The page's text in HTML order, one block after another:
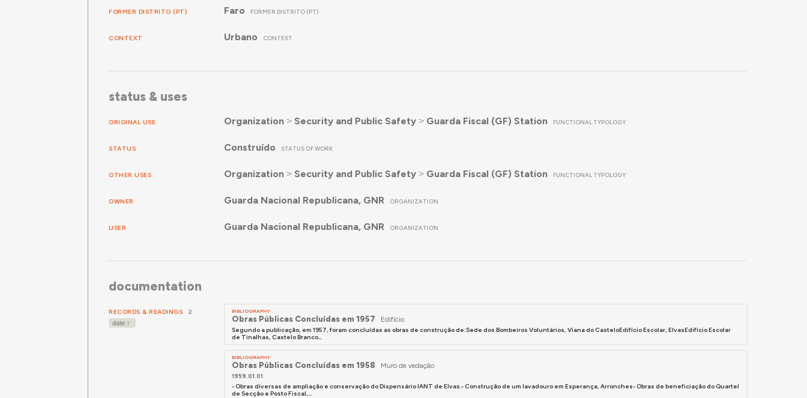
FORMER DISTRITO (PT) Faro FORMER DISTRITO (PT)
CONTEXT Urbano CONTEXT
status & uses
ORIGINAL USE Organization ˃ Security and Public Safety˃ Guarda Fiscal (GF) Station FUNCTIONAL TYPOLOGY
STATUS Construído STATUS OF WORK
OTHER USES Organization ˃ Security and Public Safety˃ Guarda Fiscal (GF) Station FUNCTIONAL TYPOLOGY
OWNER Guarda Nacional Republicana, GNR ORGANIZATION
USER Guarda Nacional Republicana, GNR ORGANIZATION
documentation
RECORDS & READINGS 2 BIBLIOGRAPHY
Obras Públicas Concluídas em 1957 Edifício
Segundo a publicação, em 1957, foram concluídas as obras de construção de:Sede dos Bombeiros Voluntários, Viana do CasteloEdifício Escolar, ElvasEdifício Escolar
de Tinalhas, Castelo Branco...
BIBLIOGRAPHY
Obras Públicas Concluídas em 1958 Muro de vedação
1959.01.01
- Obras diversas de ampliação e conservação do Dispensário IANT de Elvas.- Construção de um lavadouro em Esperança, Arronches- Obras de beneficiação do Quartel
de Secção e Posto Fiscal,...